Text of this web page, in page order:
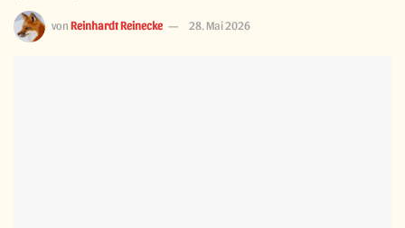
von Reinhardt Reinecke 28. Mai 2026